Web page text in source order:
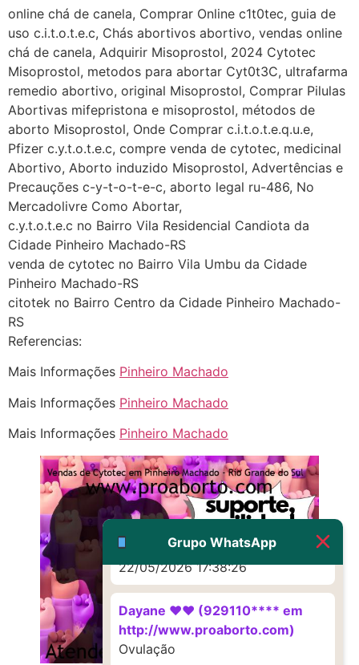
online chá de canela, Comprar Online c1t0tec, guia de
uso c.i.t.o.t.e.c, Chás abortivos abortivo, vendas online
chá de canela, Adquirir Misoprostol, 2024 Cytotec
Misoprostol, metodos para abortar Cyt0t3C, ultrafarma
remedio abortivo, original Misoprostol, Comprar Pilulas
Abortivas mifepristona e misoprostol, métodos de
aborto Misoprostol, Onde Comprar c.i.t.o.t.e.q.u.e,
Pfizer c.y.t.o.t.e.c, compre venda de cytotec, medicinal
Abortivo, Aborto induzido Misoprostol, Advertências e
Precauções c-y-t-o-t-e-c, aborto legal ru-486, No
Mercadolivre Como Abortar,
c.y.t.o.t.e.c no Bairro Vila Residencial Candiota da
Cidade Pinheiro Machado-RS
venda de cytotec no Bairro Vila Umbu da Cidade
Pinheiro Machado-RS
citotek no Bairro Centro da Cidade Pinheiro Machado-
RS
Referencias:
Mais Informações Pinheiro Machado
Mais Informações Pinheiro Machado
Mais Informações Pinheiro Machado
Grupo WhatsApp
quem já tomou os remédio se
depois que para de menstruar
começa a sair um líquido
transparente, se é normal ?
22/05/2026 17:10:05
(879121**** em
http://www.proaborto.com)
Deve ser normal
22/05/2026 17:19:15
(879121**** em
http://www.proaborto.com)
Eu acho, não sei
(879121**** em
Deve ser um corrimento normal
22/05/2026 17:19:47
G (1199866**** em
http://www.proaborto.com)
Muito obrigadaaaaa
22/05/2026 17:38:26
Dayane ♥️♥️ (929110**** em
http://www.proaborto.com)
Ovulação